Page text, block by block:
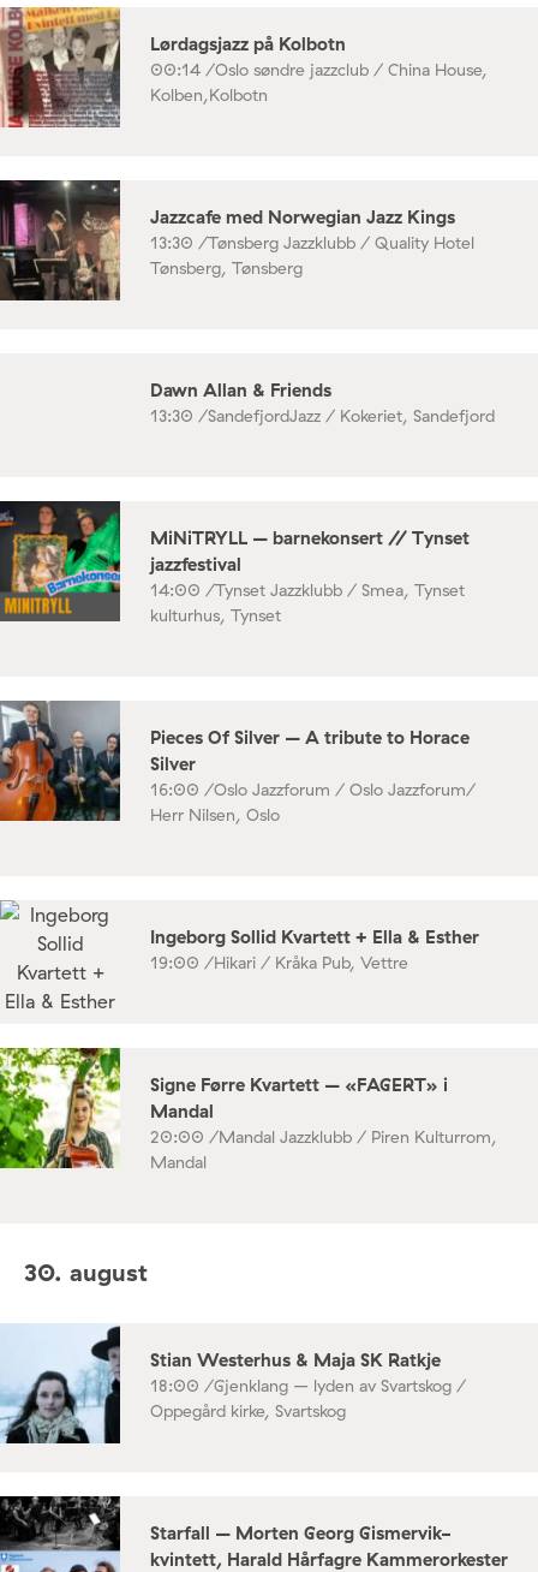
Lørdagsjazz på Kolbotn
00:14 /Oslo søndre jazzclub / China House,
Kolben,Kolbotn
Jazzcafe med Norwegian Jazz Kings
13:30 /Tønsberg Jazzklubb / Quality Hotel
Tønsberg, Tønsberg
Dawn Allan & Friends
13:30 /SandefjordJazz / Kokeriet, Sandefjord
MiNiTRYLL – barnekonsert // Tynset
jazzfestival
14:00 /Tynset Jazzklubb / Smea, Tynset
kulturhus, Tynset
Pieces Of Silver – A tribute to Horace
Silver
16:00 /Oslo Jazzforum / Oslo Jazzforum/
Herr Nilsen, Oslo
Ingeborg Sollid Kvartett + Ella & Esther
19:00 /Hikari / Kråka Pub, Vettre
Signe Førre Kvartett – «FAGERT» i
Mandal
20:00 /Mandal Jazzklubb / Piren Kulturrom,
Mandal
30. august
Stian Westerhus & Maja SK Ratkje
18:00 /Gjenklang – lyden av Svartskog /
Oppegård kirke, Svartskog
Starfall – Morten Georg Gismervik-
kvintett, Harald Hårfagre Kammerorkester